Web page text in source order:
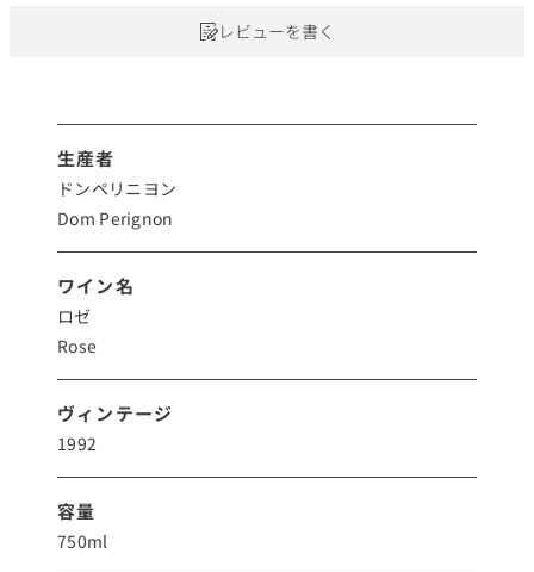
レビューを書く
生産者
ドンペリニヨン
Dom Perignon
ワイン名
ロゼ
Rose
ヴィンテージ
1992
容量
750ml